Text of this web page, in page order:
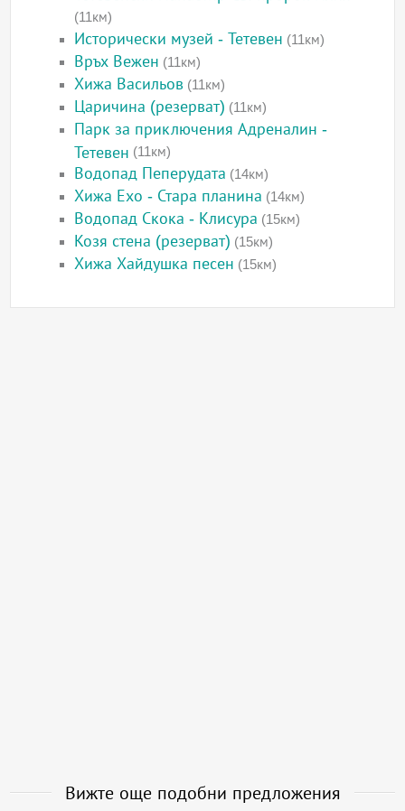
(11км)
Исторически музей - Тетевен (11км)
Връх Вежен (11км)
Хижа Васильов (11км)
Царичина (резерват) (11км)
Парк за приключения Адреналин -
Тетевен (11км)
Водопад Пеперудата (14км)
Хижа Ехо - Стара планина (14км)
Водопад Скока - Клисура (15км)
Козя стена (резерват) (15км)
Хижа Хайдушка песен (15км)
Вижте още подобни предложения